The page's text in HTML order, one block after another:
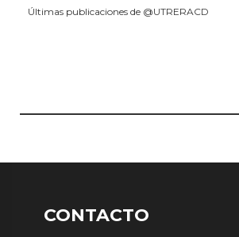
Últimas publicaciones de @UTRERACD
CONTACTO